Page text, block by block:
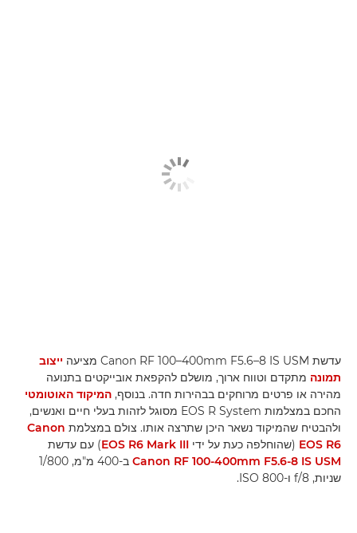
עדשת Canon RF 100–400mm F5.6–8 IS USM מציעה
ייצוב
תמונה מתקדם וטווח ארוך, מושלם להקפאת אובייקטים בתנועה
מהירה או פרטים מרוחקים בבהירות חדה. בנוסף, המיקוד האוטומטי
החכם במצלמות EOS R System מסוגל לזהות בעלי חיים ואנשים,
ולהבטיח שהמיקוד נשאר היכן שתרצה אותו. צולם במצלמת Canon
EOS R6 (שהוחלפה כעת על ידי EOS R6 Mark III) עם עדשת
Canon RF 100-400mm F5.6-8 IS USM
ב-400 מ"מ, 1/800
שניות, f/8 ו-ISO 800.